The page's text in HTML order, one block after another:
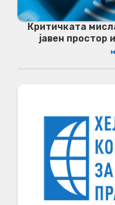
Критичката
јавен простор